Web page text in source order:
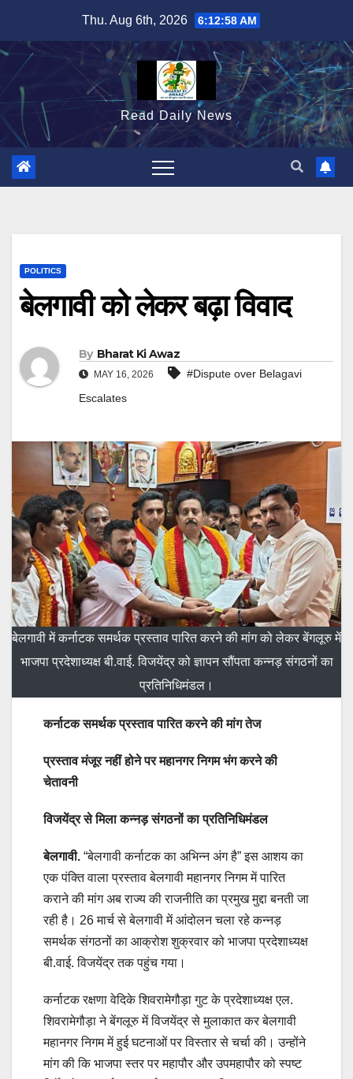
content
Thu. Aug 6th, 2026 6:12:59 AM
Read Daily News
POLITICS
बेलगावी को लेकर बढ़ा विवाद
By Bharat Ki Awaz
MAY 16, 2026
#Dispute over Belagavi
Escalates
बेलगावी में कर्नाटक समर्थक प्रस्ताव पारित करने की मांग को लेकर बेंगलूरु में
भाजपा प्रदेशाध्यक्ष बी.वाई. विजयेंद्र को ज्ञापन सौंपता कन्नड़ संगठनों का
प्रतिनिधिमंडल।
कर्नाटक समर्थक प्रस्ताव पारित करने की मांग तेज
प्रस्ताव मंजूर नहीं होने पर महानगर निगम भंग करने की
चेतावनी
विजयेंद्र से मिला कन्नड़ संगठनों का प्रतिनिधिमंडल
बेलगावी. “बेलगावी कर्नाटक का अभिन्न अंग है” इस आशय का
एक पंक्ति वाला प्रस्ताव बेलगावी महानगर निगम में पारित
कराने की मांग अब राज्य की राजनीति का प्रमुख मुद्दा बनती जा
रही है। 26 मार्च से बेलगावी में आंदोलन चला रहे कन्नड़
समर्थक संगठनों का आक्रोश शुक्रवार को भाजपा प्रदेशाध्यक्ष
बी.वाई. विजयेंद्र तक पहुंच गया।
कर्नाटक रक्षणा वेदिके शिवरामेगौड़ा गुट के प्रदेशाध्यक्ष एल.
शिवरामेगौड़ा ने बेंगलूरु में विजयेंद्र से मुलाकात कर बेलगावी
महानगर निगम में हुई घटनाओं पर विस्तार से चर्चा की। उन्होंने
मांग की कि भाजपा स्तर पर महापौर और उपमहापौर को स्पष्ट